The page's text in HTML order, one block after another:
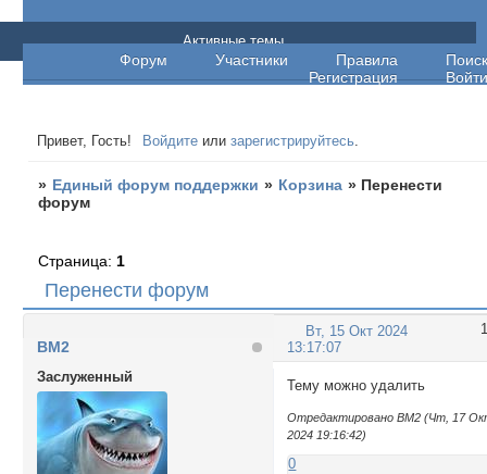
Единый форум поддержки
Форум Участники Правила
Поиск
Регистрация
Войти
Активные темы
Привет, Гость! Войдите илизарегистрируйтесь.
» Единый форум поддержки » Корзина » Перенести
форум
Перенести форум
Страница: 1
1
Вт, 15 Окт 2024
13:17:07
BM2
Заслуженный
Тему можно удалить
Отредактировано BM2 (Чт, 17
2024 19:16:42)
0